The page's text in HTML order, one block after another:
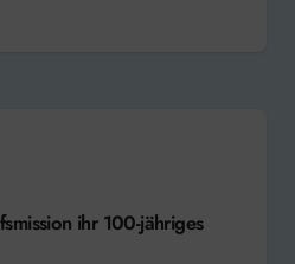
ihr 100-jähriges